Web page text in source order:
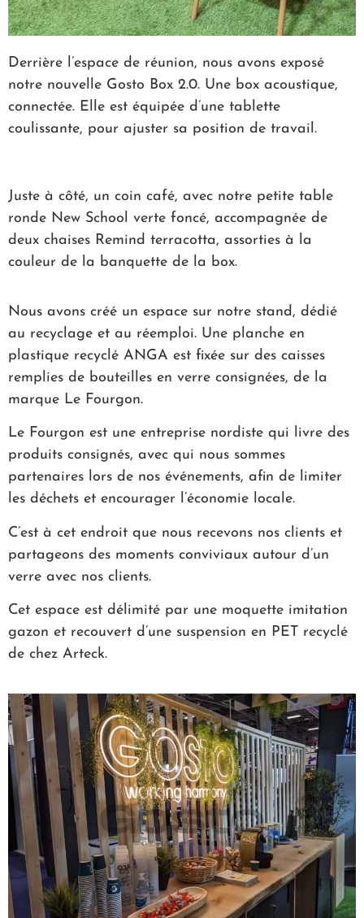
Derrière l’espace de réunion, nous avons exposé
notre nouvelle Gosto Box 2.0. Une box acoustique,
connectée. Elle est équipée d’une tablette
coulissante, pour ajuster sa position de travail.
Juste à côté, un coin café, avec notre petite table
ronde New School verte foncé, accompagnée de
deux chaises Remind terracotta, assorties à la
couleur de la banquette de la box.
Nous avons créé un espace sur notre stand, dédié
au recyclage et au réemploi. Une planche en
plastique recyclé ANGA est fixée sur des caisses
remplies de bouteilles en verre consignées, de la
marque Le Fourgon.
Le Fourgon est une entreprise nordiste qui livre des
produits consignés, avec qui nous sommes
partenaires lors de nos événements, afin de limiter
les déchets et encourager l’économie locale.
C’est à cet endroit que nous recevons nos clients et
partageons des moments conviviaux autour d’un
verre avec nos clients.
Cet espace est délimité par une moquette imitation
gazon et recouvert d’une suspension en PET recyclé
de chez Arteck.